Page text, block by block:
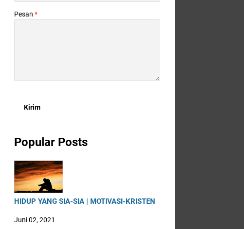
Pesan *
Popular Posts
HIDUP YANG SIA-SIA | MOTIVASI-KRISTEN
Juni 02, 2021